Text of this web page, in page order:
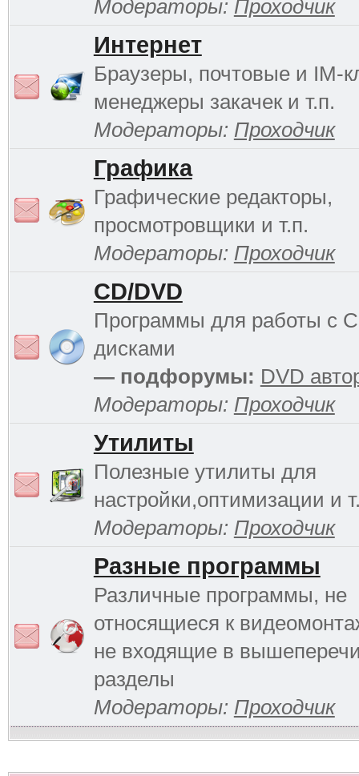
Модераторы: Проходчик
Интернет
Браузеры, почтовые и IM-
менеджеры закачек и т.п.
Модераторы: Проходчик
Графика
Графические редакторы,
просмотровщики и т.п.
Модераторы: Проходчик
CD/DVD
Программы для работы с
дисками
— подфорумы: DVD
Модераторы: Проходчик
Утилиты
Полезные утилиты для
настройки,оптимизации и
Модераторы: Проходчик
Разные программы
Различные программы, не
относящиеся к
не входящие в
разделы
Модераторы: Проходчик